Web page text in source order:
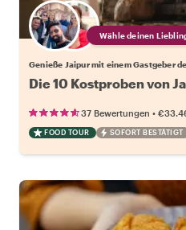
Wähle deinen
Genieße Jaipur mit einem Gastgeber
Die 10 Kostproben von
37 Bewertungen •
FOOD TOUR SOFORT BESTÄTIGT